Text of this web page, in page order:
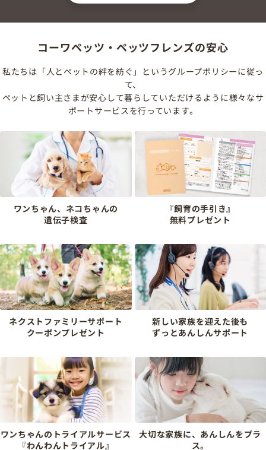
コーワペッツ・ペッツフレンズの安心
私たちは「人とペットの絆を紡ぐ」というグループポリシーに従っ
て、
ペットと飼い主さまが安心して暮らしていただけるように様々なサ
ポートサービスを行っています。
ワンちゃん、ネコちゃんの
遺伝子検査
『飼育の手引き』
無料プレゼント
ネクストファミリーサポート
クーポンプレゼント
新しい家族を迎えた後も
ずっとあんしんサポート
ワンちゃんのトライアルサービス
『わんわんトライアル』
大切な家族に、あんしんをプラ
ス。